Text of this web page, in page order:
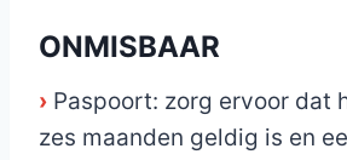
ONMISBAAR
› Paspoort: zorg ervoor dat
zes maanden geldig is en